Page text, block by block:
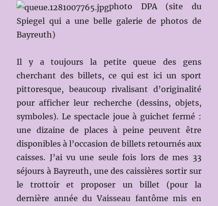
photo DPA (site du
Spiegel qui a une belle galerie de photos de
Bayreuth)
Il y a toujours la petite queue des gens
cherchant des billets, ce qui est ici un sport
pittoresque, beaucoup rivalisant d’originalité
pour afficher leur recherche (dessins, objets,
symboles). Le spectacle joue à guichet fermé :
une dizaine de places à peine peuvent être
disponibles à l’occasion de billets retournés aux
caisses. J’ai vu une seule fois lors de mes 33
séjours à Bayreuth, une des caissières sortir sur
le trottoir et proposer un billet (pour la
dernière année du Vaisseau fantôme mis en